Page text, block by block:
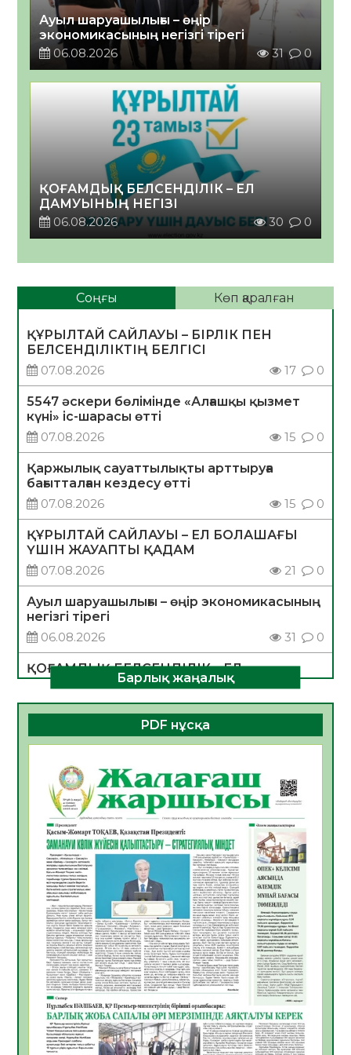
Ауыл шаруашылығы – өңір
экономикасының негізгі тірегі
06.08.2026
31 0
ҚОҒАМДЫҚ БЕЛСЕНДІЛІК – ЕЛ
ДАМУЫНЫҢ НЕГІЗІ
06.08.2026
30 0
Соңғы Көп қаралған
ҚҰРЫЛТАЙ САЙЛАУЫ – БІРЛІК ПЕН
БЕЛСЕНДІЛІКТІҢ БЕЛГІСІ
07.08.2026
17 0
5547 әскери бөлімінде «Алғашқы қызмет
күні» іс-шарасы өтті
07.08.2026
15 0
Қаржылық сауаттылықты арттыруға
бағытталған кездесу өтті
07.08.2026
15 0
ҚҰРЫЛТАЙ САЙЛАУЫ – ЕЛ БОЛАШАҒЫ
ҮШІН ЖАУАПТЫ ҚАДАМ
07.08.2026
21 0
Ауыл шаруашылығы – өңір экономикасының
негізгі тірегі
06.08.2026
31 0
ҚОҒАМДЫҚ БЕЛСЕНДІЛІК – ЕЛ
ДАМУЫНЫҢ НЕГІЗІ
06.08.2026
30 0
ҚҰРЫЛТАЙ САЙЛАУЫ – БОЛАШАҚҚА
БАСТАР ЖАУАПТЫ ТАҢДАУ
06.08.2026
Инфекциялық ауруларға қарсы иммундау
жұмыстарының тиімділігі
06.08.2026
33
Көкжөтел ауруы туралы
06.08.2026
30
АПВ вакцинасы туралы мәлімет
06.08.2026
31
Open Air: Қызылорда облысы полиция
департаменті 20 мыңнан астам
көрерменнің қауіпсіздігін қамтамасыз етті
06.08.2026
41
Барлық жаңалық
PDF нұсқа